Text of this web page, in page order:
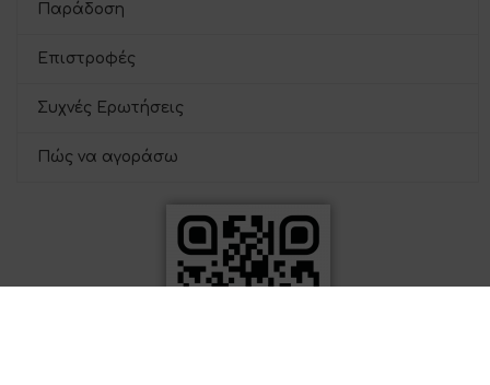
Παράδοση
Επιστροφές
Συχνές Ερωτήσεις
Πώς να αγοράσω